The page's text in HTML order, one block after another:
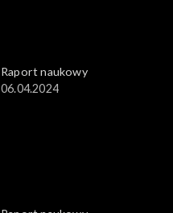
Raport naukowy
06.04.2024